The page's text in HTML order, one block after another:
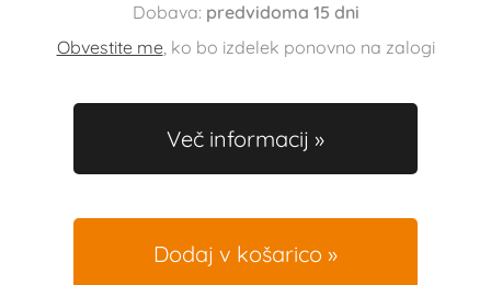
Dobava: predvidoma 15 dni
Obvestite me, ko bo izdelek ponovno na zalogi
Več informacij
Dodaj v košarico